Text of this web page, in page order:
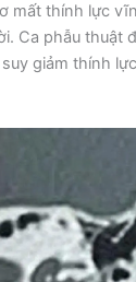
mất thính lực
Ca phẫu thuật
giảm thính